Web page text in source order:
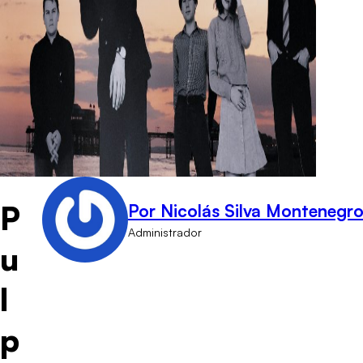
P
u
l
p
Por Nicolás Silva
Administrador